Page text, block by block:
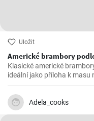
Uložit
Americké brambory
Klasické americké
ideální jako příloha k masu
výsledek vždy vynikající.
Adela_cooks